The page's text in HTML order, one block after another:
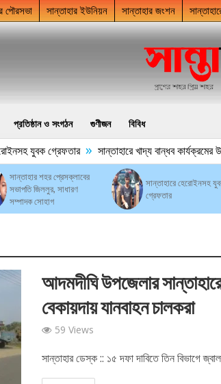
পৌরসভা সান্তাহার ইউনিয়ন সান্তাহার জংশন
প্রতিষ্ঠান ও সংগঠন গুণীজন বিবিধ
যুবক গ্রেফতার » সান্তাহারে খাদ্য বান্ধব কার্যক্রমের
সান্তাহার শহর প্রেসক্লাবের
সভাপতি জিললুর, সাধারণ
সম্পাদক সোহাগ
সান্তাহারে হেরোইনসহ
গ্রেফতার
আদমদীঘি উপজেলার
বেকায়দায় যানবাহন চালকরা
59 Views
সান্তাহার ডেস্ক :: ১৫ দফা দাবিতে তিন বিভাগে